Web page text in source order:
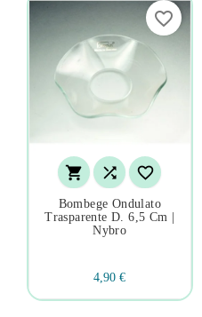
  
Bombege Ondulato
Trasparente D. 6,5 Cm |
Nybro
4,90 €
favorite_border